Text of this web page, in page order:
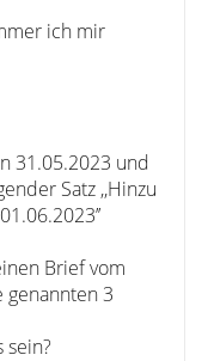
ich mir
31.05.2023 und
Satz ,,Hinzu
Brief vom
genannten 3
sein?